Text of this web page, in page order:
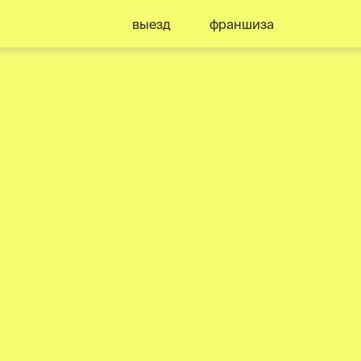
выезд франшиза